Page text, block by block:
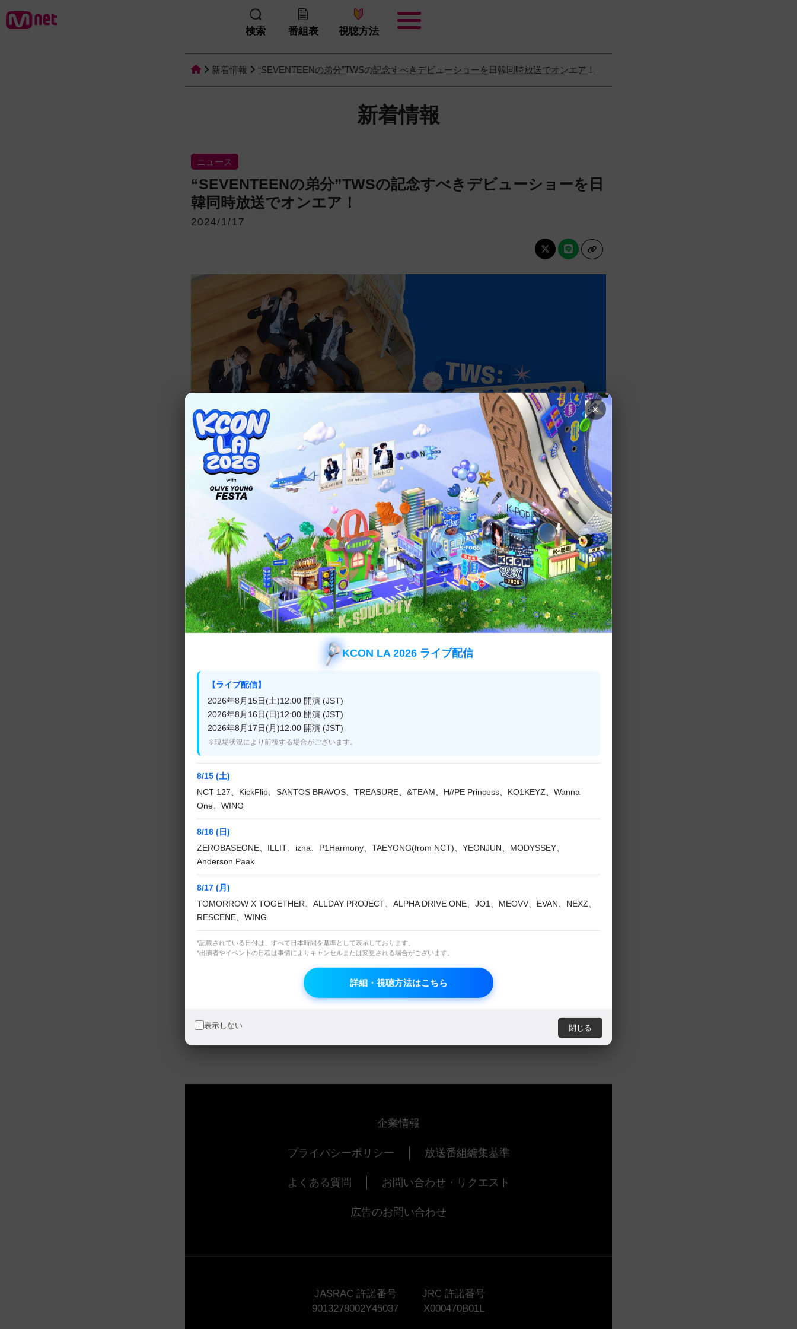
検索 番組表 視聴方法
新着情報 “SEVENTEENの弟分”TWSの記念すべきデビューショーを日韓同時放送でオンエア！
新着情報
ニュース
“SEVENTEENの弟分”TWSの記念すべきデビューショーを日
韓同時放送でオンエア！
2024/1/17
2024年1月22日に1st Mini Album「Sparkling Blue」で待望のデビューを果たす
PLEDIS Entertainment所属の6人組新人ボーイズグループTWS！
PLEDIS EntertainmentがSEVENTEEN以降、約9年ぶりに披露する新人ボーイズグルー
プとして、デビュー前から大きな注目を集めている彼らのデビューショーを日韓同時
放送でお届け！
タイトル曲をはじめとする華やかな新曲ステージの初披露はもちろん、デビューショ
ーでしか見ることのできないスペシャルコーナーまで、爽やかな少年美あふれる彼ら
の姿に引き込まれること間違いなし！
6人の少年たちの初々しい魅力がたっぷり詰まった
TWSの記念すべき単独デビューショーをお楽しみに！
2024年1月22日(月)19:00～日韓同時放送・配信
※日韓同時放送のため、日本語字幕はございません。
ⓒ CJ ENM Co., Ltd, All Rights Reserved
TWS DEBUT SHOW 字幕版
企業情報
プライバシーポリシー 放送番組編集基準
よくある質問 お問い合わせ・リクエスト
広告のお問い合わせ
JASRAC 許諾番号
9013278002Y45037
JRC 許諾番号
X000470B01L
×
KCON LA 2026 ライブ配信
【ライブ配信】
2026年8月15日(土)12:00 開演 (JST)
2026年8月16日(日)12:00 開演 (JST)
2026年8月17日(月)12:00 開演 (JST)
※現場状況により前後する場合がございます。
8/15 (土)
NCT 127、KickFlip、SANTOS BRAVOS、TREASURE、&TEAM、H//PE Princess、KO1KEYZ、Wanna
One、WING
8/16 (日)
ZEROBASEONE、ILLIT、izna、P1Harmony、TAEYONG(from NCT)、YEONJUN、MODYSSEY、
Anderson.Paak
8/17 (月)
TOMORROW X TOGETHER、ALLDAY PROJECT、ALPHA DRIVE ONE、JO1、MEOVV、EVAN、NEXZ、
RESCENE、WING
*記載されている日付は、すべて日本時間を基準として表示しております。
*出演者やイベントの日程は事情によりキャンセルまたは変更される場合がございます。
詳細・視聴方法はこちら
表示しない 閉じる